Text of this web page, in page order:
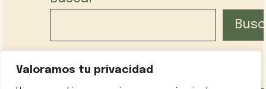
Valoramos tu privacidad